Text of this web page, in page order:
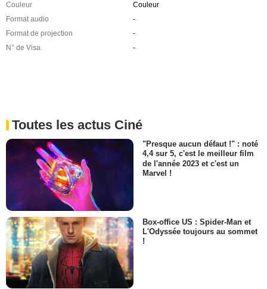
Couleur
Couleur
Format audio
-
Format de projection
-
N° de Visa
-
Toutes les actus Ciné
"Presque aucun défaut !" : noté
4,4 sur 5, c'est le meilleur film
de l'année 2023 et c'est un
Marvel !
Box-office US : Spider-Man et
L'Odyssée toujours au sommet
!